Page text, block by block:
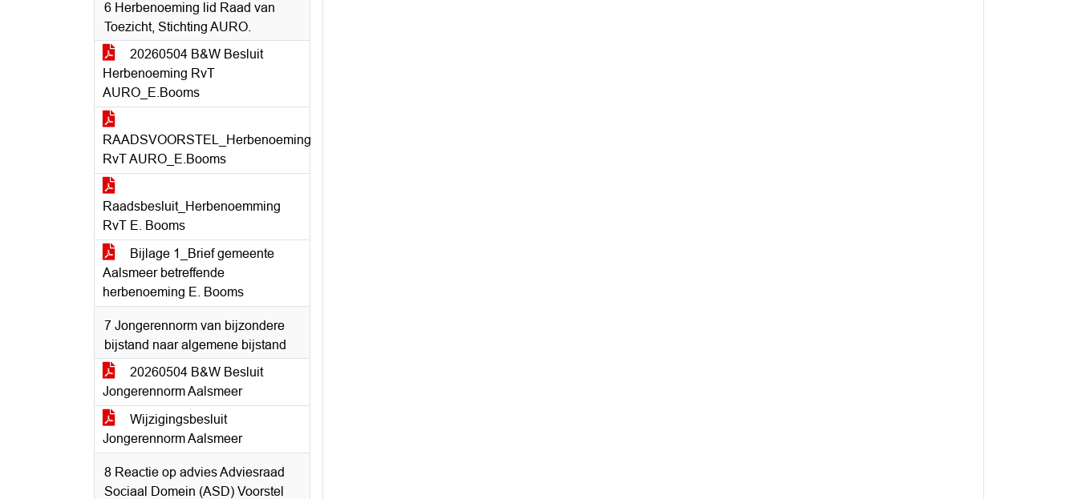
6 Herbenoeming lid Raad van
Toezicht, Stichting AURO.
20260504 B&W Besluit
Herbenoeming RvT
AURO_E.Booms
RAADSVOORSTEL_Herbenoeming
RvT AURO_E.Booms
Raadsbesluit_Herbenoemming
RvT E. Booms
Bijlage 1_Brief gemeente
Aalsmeer betreffende
herbenoeming E. Booms
7 Jongerennorm van bijzondere
bijstand naar algemene bijstand
20260504 B&W Besluit
Jongerennorm Aalsmeer
Wijzigingsbesluit
Jongerennorm Aalsmeer
8 Reactie op advies Adviesraad
Sociaal Domein (ASD) Voorstel